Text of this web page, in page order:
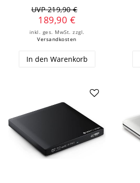
UVP 219,90 €
189,90 €
inkl. ges. MwSt. zzgl.
Versandkosten
In den Warenkorb